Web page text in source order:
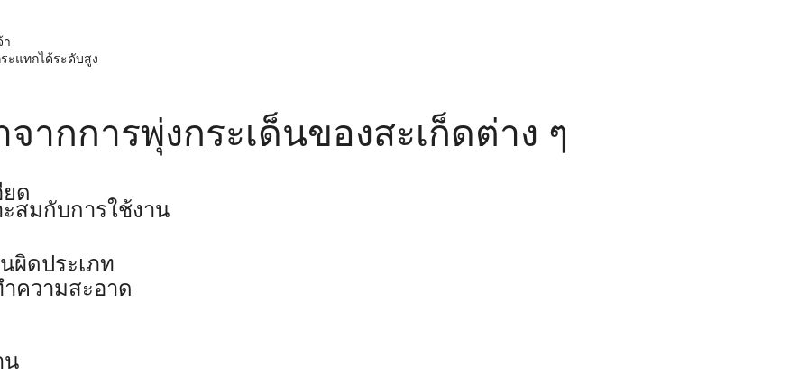
า
ะแทกได้ระดับสูง
ากการพุ่งกระเด็นของสะเก็ดต่าง ๆ
ด
สมกับการใช้งาน
ผิดประเภท
ความสะอาด
น